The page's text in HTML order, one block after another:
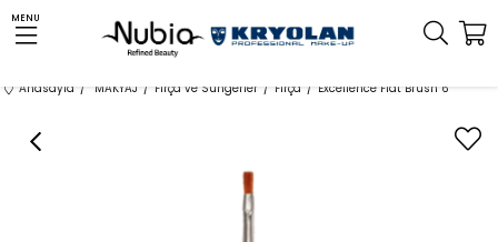
MENU
Anasayfa MAKYAJ Fırça ve Süngerler Fırça Excellence Flat Brush 6